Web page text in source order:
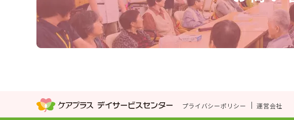
プライバシーポリシー 運営会社